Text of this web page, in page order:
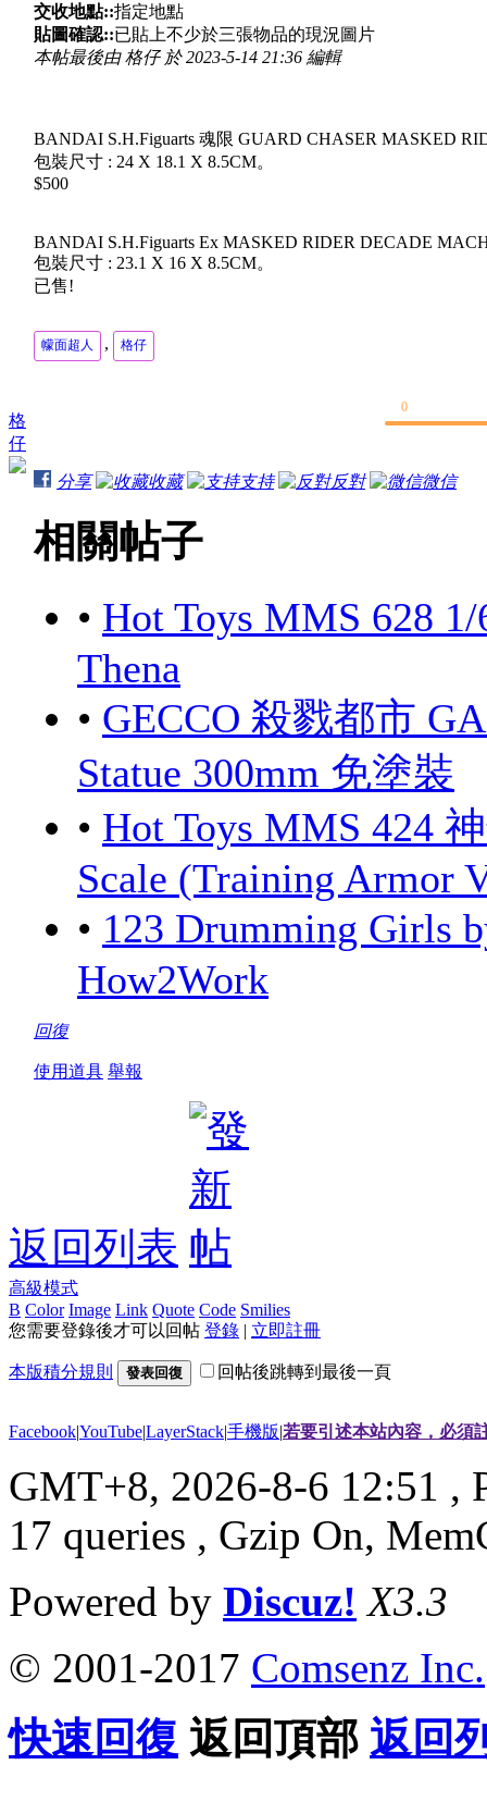
格
仔
交收地點::指定地點
貼圖確認::已貼上不少於三張物品的現況圖片
本帖最後由 格仔 於 2023-5-14 21:36 編輯
BANDAI S.H.Figuarts 魂限 GUARD CHASER MASKED
包裝尺寸 : 24 X 18.1 X 8.5CM。
$500
BANDAI S.H.Figuarts Ex MASKED RIDER DECADE
包裝尺寸 : 23.1 X 16 X 8.5CM。
已售!
幪面超人 , 格仔
0
分享 收藏 支持 反對 微信
相關帖子
• Hot Toys MMS 628
Thena
• GECCO 殺戮都市
Statue 300mm 免塗裝
• Hot Toys MMS 424
Scale (Training Armor
• 123 Drumming Girls
How2Work
回復
使用道具 舉報
返回列表
高級模式
B Color Image Link Quote Code Smilies
您需要登錄後才可以回帖 登錄 | 立即註冊
本版積分規則 發表回復 回帖後跳轉到最後一頁
Facebook|YouTube|LayerStack|手機版|若要引述本站內容，必須
GMT+8, 2026-8-6 12:51 ,
17 queries , Gzip On,
Powered by Discuz! X3.3
© 2001-2017 Comsenz Inc.
快速回復 返回頂部 返回